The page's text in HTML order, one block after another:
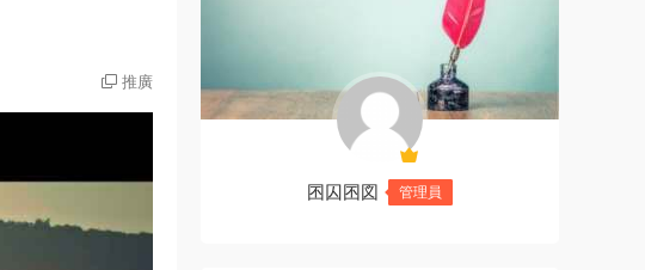
推廣
囨囚囨図 管理員